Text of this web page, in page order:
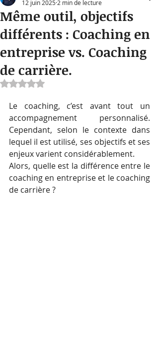
Même outil, objectifs
différents : Coaching en
entreprise vs. Coaching
de carrière.
12 juin 2025 2 min de lecture
Noté NaN étoiles sur 5.
Le coaching, c’est avant tout un
accompagnement personnalisé.
Cependant, selon le contexte dans
lequel il est utilisé, ses objectifs et ses
enjeux varient considérablement.
Alors, quelle est la différence entre le
coaching en entreprise et le coaching
de carrière ?